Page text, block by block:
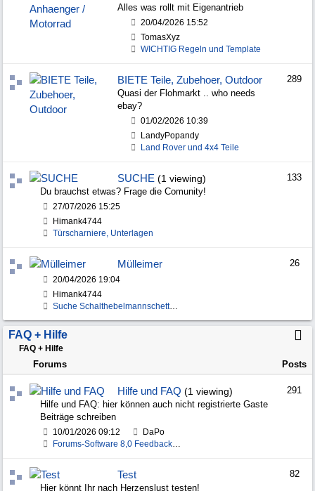
Alles was rollt mit Eigenantrieb
20/04/2026 15:52
TomasXyz
WICHTIG Regeln und Template
BIETE Teile, Zubehoer, Outdoor
Quasi der Flohmarkt .. who needs
ebay?
01/02/2026 10:39
LandyPopandy
Land Rover und 4x4 Teile
289
SUCHE (1 viewing)
Du brauchst etwas? Frage die Comunity!
27/07/2026 15:25
Himank4744
Türscharniere, Unterlagen
133
Mülleimer
20/04/2026 19:04
Himank4744
Suche Schalthebelmannschette VG für G - Modell
26
FAQ + Hilfe
FAQ + Hilfe
Forums Posts
Hilfe und FAQ (1 viewing)
Hilfe und FAQ: hier können auch nicht registrierte Gaste
Beiträge schreiben
10/01/2026 09:12
DaPo
Forums-Software 8,0 Feedback, Bugs, Wünsche
291
Test
Hier könnt Ihr nach Herzenslust testen!
82